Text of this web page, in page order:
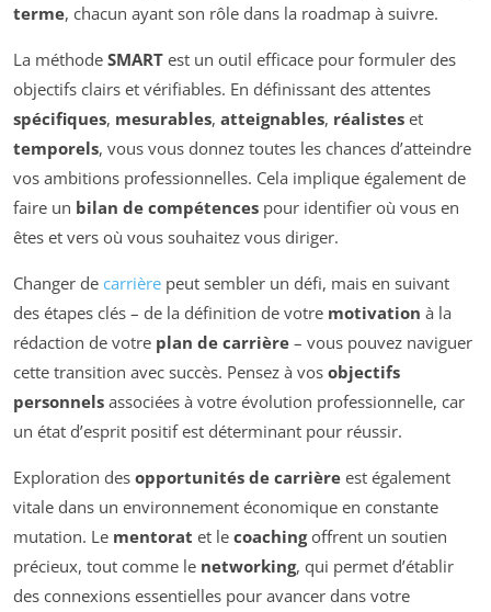
terme, chacun ayant son rôle dans la roadmap à suivre.
La méthode SMART est un outil efficace pour formuler des
objectifs clairs et vérifiables. En définissant des attentes
spécifiques, mesurables, atteignables, réalistes et
temporels, vous vous donnez toutes les chances d’atteindre
vos ambitions professionnelles. Cela implique également de
faire un bilan de compétences pour identifier où vous en
êtes et vers où vous souhaitez vous diriger.
Changer de carrière peut sembler un défi, mais en suivant
des étapes clés – de la définition de votre motivation à la
rédaction de votre plan de carrière – vous pouvez naviguer
cette transition avec succès. Pensez à vos objectifs
personnels associées à votre évolution professionnelle, car
un état d’esprit positif est déterminant pour réussir.
Exploration des opportunités de carrière est également
vitale dans un environnement économique en constante
mutation. Le mentorat et le coachingoffrent un soutien
précieux, tout comme le networking, qui permet d’établir
des connexions essentielles pour avancer dans votre